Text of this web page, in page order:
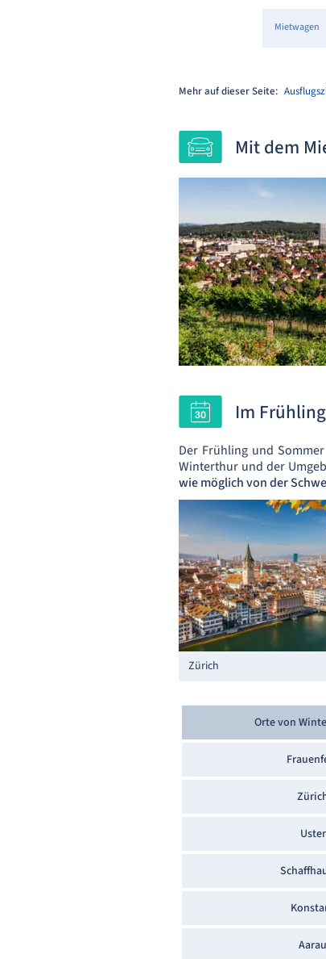
Mietwagen
Mehr auf dieser Seite:
Mit dem
Im
Der Frühling und
Winterthur und der
wie möglich von der
Zürich
Orte von
Uster
Aarau